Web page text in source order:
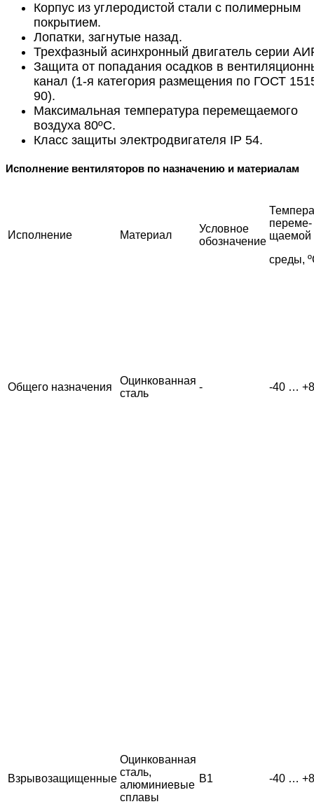
Корпус из углеродистой стали с полимерным
покрытием.
Лопатки, загнутые назад.
Трехфазный асинхронный двигатель серии
Защита от попадания осадков в
канал (1-я категория размещения по ГОСТ
90).
Максимальная температура перемещаемого
воздуха 80ºС.
Класс защиты электродвигателя IP 54.
Исполнение вентиляторов по назначению и материалам
Исполнение Материал
Условное
обозначение
переме-
щаемой
среды,
Общего назначения
Оцинкованная
сталь
- -40 …
Взрывозащищенные
Оцинкованная
сталь,
алюминиевые
сплавы
В1 -40 …